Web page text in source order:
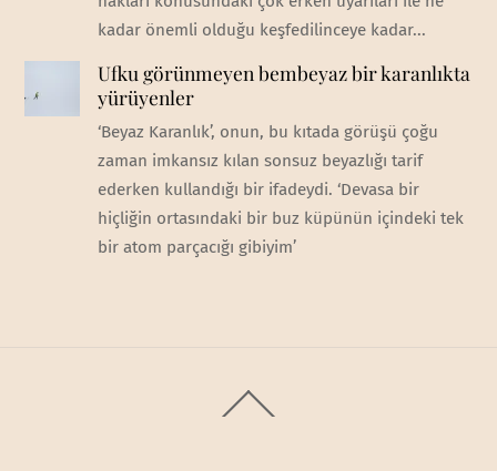
kadar önemli olduğu keşfedilinceye kadar...
Ufku görünmeyen bembeyaz bir karanlıkta
yürüyenler
‘Beyaz Karanlık’, onun, bu kıtada görüşü çoğu
zaman imkansız kılan sonsuz beyazlığı tarif
ederken kullandığı bir ifadeydi. ‘Devasa bir
hiçliğin ortasındaki bir buz küpünün içindeki tek
bir atom parçacığı gibiyim’
To